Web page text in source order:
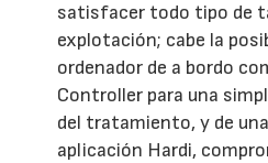
satisfacer todo tipo de
explotación; cabe la
ordenador de a bordo
Controller para una
del tratamiento, y de
aplicación Hardi,